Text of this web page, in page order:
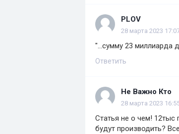
PLOV
28 марта 2023
"...сумму 23 миллиарда
Ответить
Не Важно Кто
28 марта 2023
Статья не о чем! 12тыс
будут производить?